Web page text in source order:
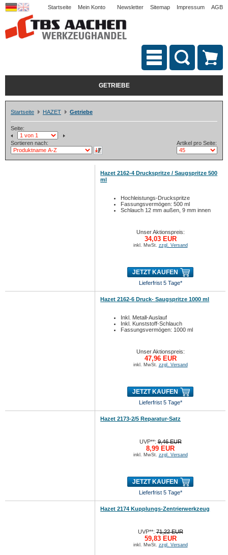
Startseite Mein Konto Newsletter Sitemap Impressum AGB
GETRIEBE
Startseite HAZET Getriebe
Seite:
Sortieren nach: Artikel pro Seite:
Hazet 2162-4 Druckspritze / Saugspritze 500
ml
Hochleistungs-Druckspritze
Fassungsvermögen: 500 ml
Schlauch 12 mm außen, 9 mm innen
Unser Aktionspreis:
34,03 EUR
inkl. MwSt. zzgl. Versand
JETZT KAUFEN
Lieferfrist 5 Tage*
Hazet 2162-6 Druck- Saugspritze 1000 ml
Inkl. Metall-Auslauf
Inkl. Kunststoff-Schlauch
Fassungsvermögen: 1000 ml
Unser Aktionspreis:
47,96 EUR
inkl. MwSt. zzgl. Versand
JETZT KAUFEN
Lieferfrist 5 Tage*
Hazet 2173-2/5 Reparatur-Satz
UVP**:9,46 EUR
8,99 EUR
inkl. MwSt. zzgl. Versand
JETZT KAUFEN
Lieferfrist 5 Tage*
Hazet 2174 Kupplungs-Zentrierwerkzeug
UVP**:71,22 EUR
59,83 EUR
inkl. MwSt. zzgl. Versand